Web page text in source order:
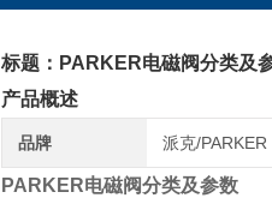
标题：PARKER电磁阀分类及
产品概述
品牌 派克/PARKER
PARKER电磁阀分类及参数